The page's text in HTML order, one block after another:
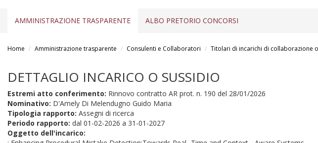
AMMINISTRAZIONE TRASPARENTE ALBO PRETORIO CONCORSI
Home Amministrazione trasparente Consulenti e Collaboratori Titolari di incarichi di collaborazione
DETTAGLIO INCARICO O SUSSIDIO
Estremi atto conferimento: Rinnovo contratto AR prot. n. 190 del 28/01/2026
Nominativo: D'Amely Di Melendugno Guido Maria
Tipologia rapporto: Assegni di ricerca
Periodo rapporto: dal 01-02-2026 a 31-01-2027
Oggetto dell'incarico: